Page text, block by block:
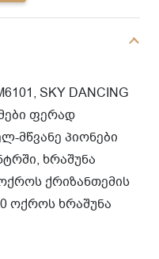
SKY DANCING
ფერად
მწვანე პიონები
ხრაშუნა
ქრიზანთემის
ოქროს ხრაშუნა